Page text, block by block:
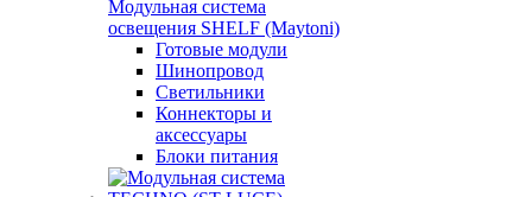
Модульная система
освещения SHELF (Maytoni)
Готовые модули
Шинопровод
Светильники
Коннекторы и
аксессуары
Блоки питания